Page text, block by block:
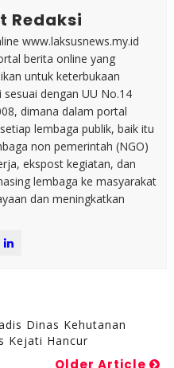
Redaksi
www.laksusnews.my.id
berita online yang
untuk keterbukaan
dengan UU No.14
dimana dalam portal
lembaga publik, baik itu
non pemerintah (NGO)
ekspost kegiatan, dan
lembaga ke masyarakat
dan meningkatkan
Dinas Kehutanan
Kejati Hancur
Older Article